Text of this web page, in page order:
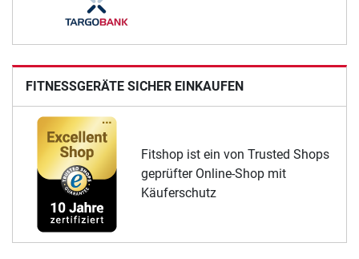
FITNESSGERÄTE SICHER EINKAUFEN
Fitshop ist ein von Trusted Shops
geprüfter Online-Shop mit
Käuferschutz